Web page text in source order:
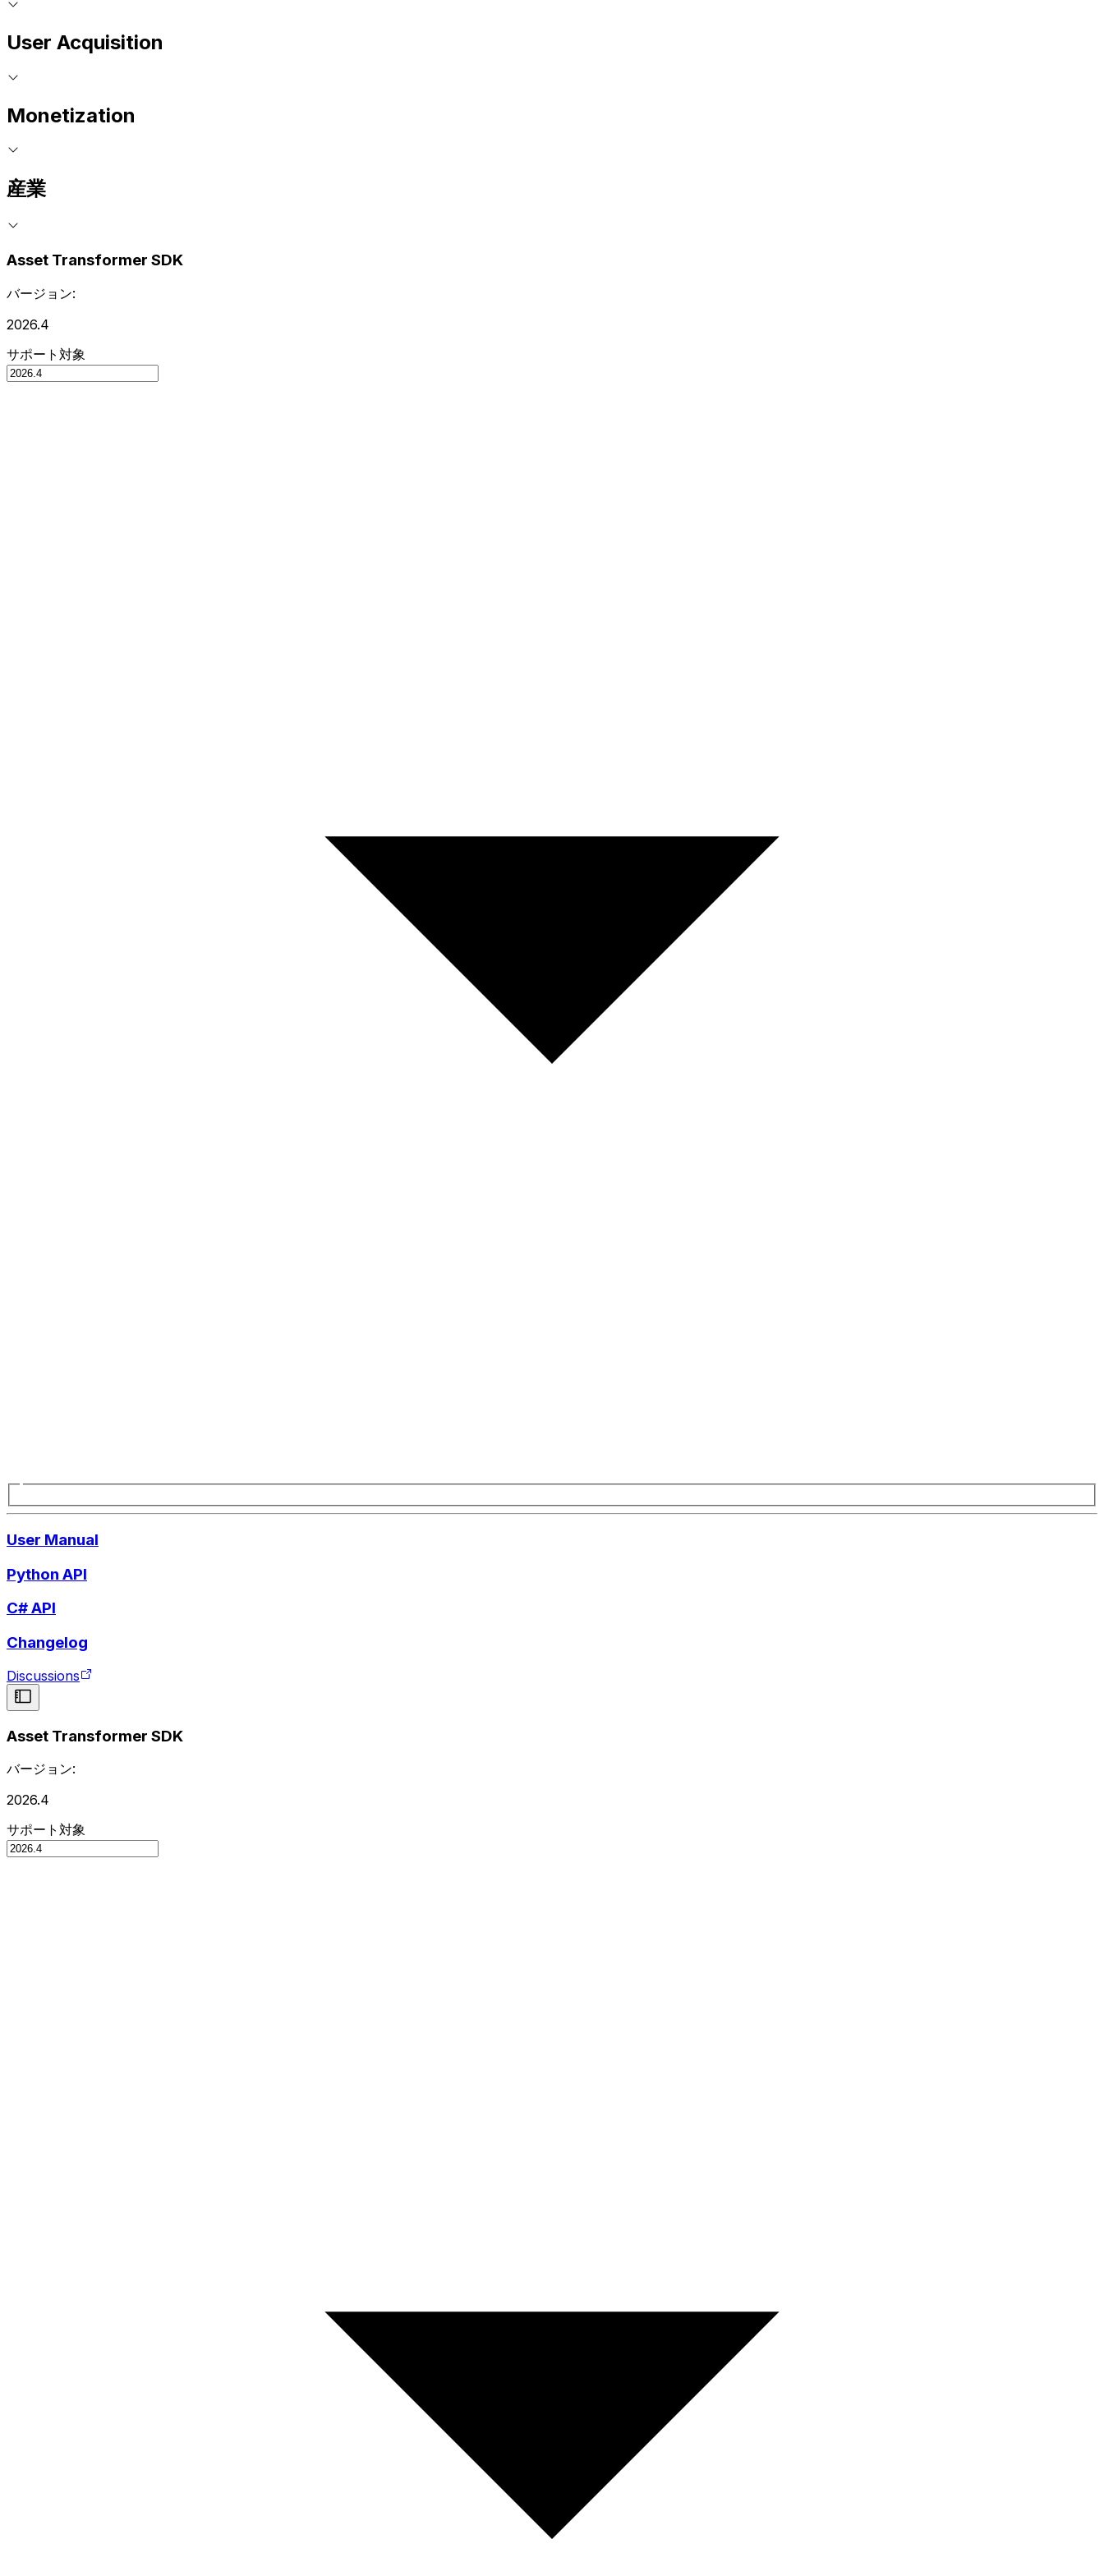
User Acquisition
Monetization
産業
Asset Transformer SDK
バージョン:
2026.4
サポート対象
User Manual
Python API
C# API
Changelog
Discussions
Asset Transformer SDK
バージョン:
2026.4
サポート対象